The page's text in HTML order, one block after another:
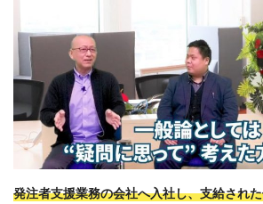
発注者支援業務の会社へ入社し、支給され